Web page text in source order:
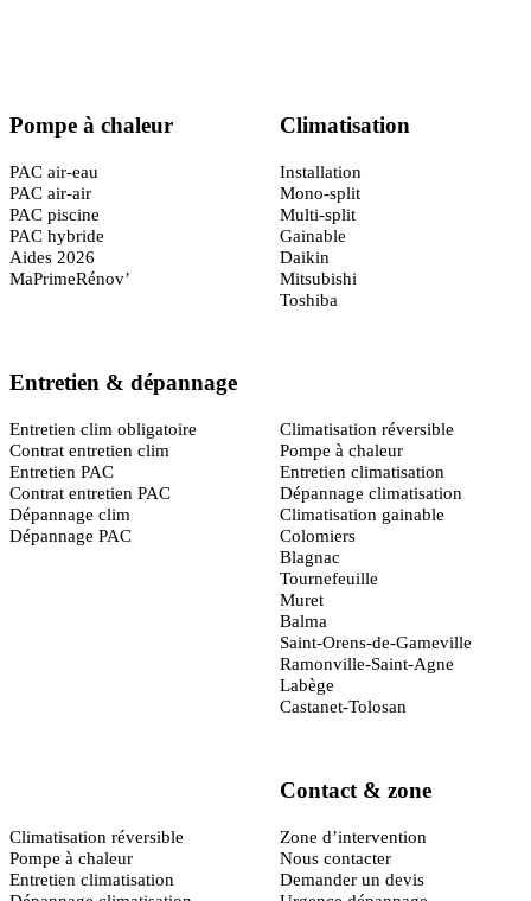
Pompe à chaleur
PAC air-eau
PAC air-air
PAC piscine
PAC hybride
Aides 2026
MaPrimeRénov’
Climatisation
Installation
Mono-split
Multi-split
Gainable
Daikin
Mitsubishi
Toshiba
Entretien & dépannage
Entretien clim obligatoire
Contrat entretien clim
Entretien PAC
Contrat entretien PAC
Dépannage clim
Dépannage PAC
Climatisation réversible
Pompe à chaleur
Entretien climatisation
Dépannage climatisation
Climatisation gainable
Colomiers
Blagnac
Tournefeuille
Muret
Balma
Saint-Orens-de-Gameville
Ramonville-Saint-Agne
Labège
Castanet-Tolosan
Climatisation réversible
Pompe à chaleur
Entretien climatisation
Contact & zone
Zone d’intervention
Nous contacter
Demander un devis